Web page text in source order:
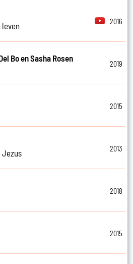
2016
Bo en Sasha Rosen
2019
2015
Jezus
2013
2018
2015